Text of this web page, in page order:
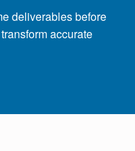
deliverables before
accurate